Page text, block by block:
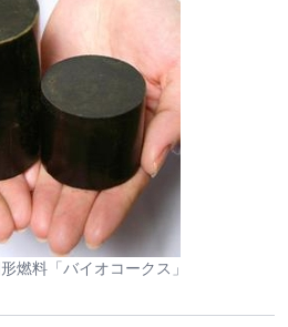
燃料「バイオコークス」